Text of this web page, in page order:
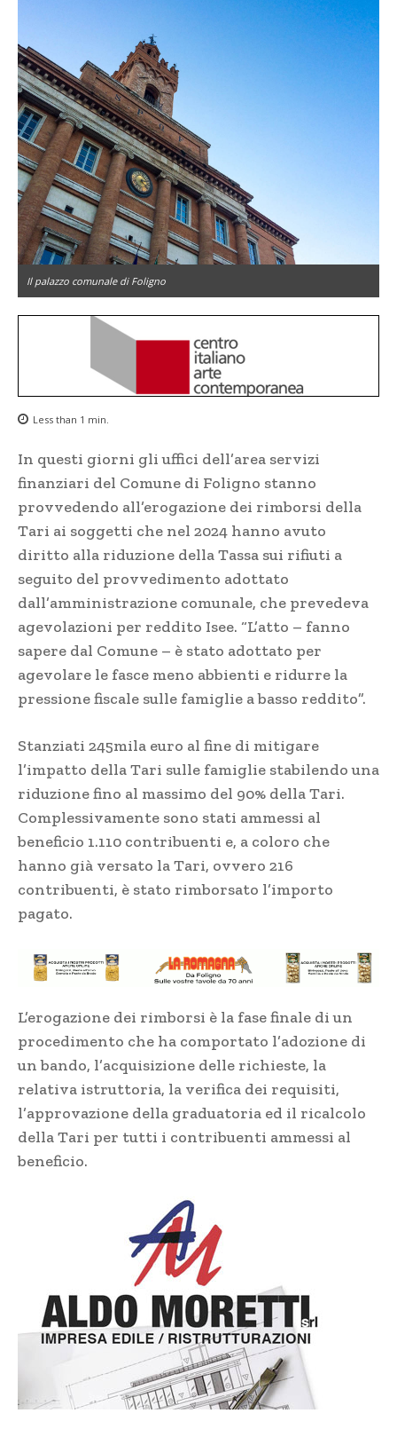
Il palazzo comunale di Foligno
Less than 1 min.
In questi giorni gli uffici dell’area servizi
finanziari del Comune di Foligno stanno
provvedendo all’erogazione dei rimborsi della
Tari ai soggetti che nel 2024 hanno avuto
diritto alla riduzione della Tassa sui rifiuti a
seguito del provvedimento adottato
dall’amministrazione comunale, che prevedeva
agevolazioni per reddito Isee. “L’atto – fanno
sapere dal Comune – è stato adottato per
agevolare le fasce meno abbienti e ridurre la
pressione fiscale sulle famiglie a basso reddito”.
Stanziati 245mila euro al fine di mitigare
l’impatto della Tari sulle famiglie stabilendo una
riduzione fino al massimo del 90% della Tari.
Complessivamente sono stati ammessi al
beneficio 1.110 contribuenti e, a coloro che
hanno già versato la Tari, ovvero 216
contribuenti, è stato rimborsato l’importo
pagato.
L’erogazione dei rimborsi è la fase finale di un
procedimento che ha comportato l’adozione di
un bando, l’acquisizione delle richieste, la
relativa istruttoria, la verifica dei requisiti,
l’approvazione della graduatoria ed il ricalcolo
della Tari per tutti i contribuenti ammessi al
beneficio.